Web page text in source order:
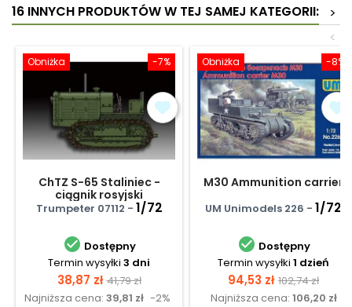
16 INNYCH PRODUKTÓW W TEJ SAMEJ KATEGORII:
>
<
-7%
Obniżka
ChTZ S-65 Staliniec -
ciągnik rosyjski
Trumpeter 07112 - 1/72
 Dostępny
Termin wysyłki 3 dni
Cena
38,87 zł Cena
podstawowa
41,79 zł
Najniższa cena: 39,81 zł -2%
-8%
Obniżka
M30 Ammunition carrier
UM Unimodels 226 - 1/72
 Dostępny
Termin wysyłki 1 dzień
Cena
94,53 zł Cena
102,74 zł
Najniższa cena: 106,20 zł